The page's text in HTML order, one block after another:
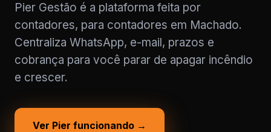
Pier Gestão é a plataforma feita por
contadores, para contadores em Machado.
Centraliza WhatsApp, e-mail, prazos e
cobrança para você parar de apagar incêndio
e crescer.
Ver Pier funcionando →